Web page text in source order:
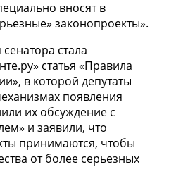
вносят в
законопроекты».
стала
статья «Правила
в которой депутаты
появления
их обсуждение с
и заявили, что
принимаются, чтобы
от более серьезных